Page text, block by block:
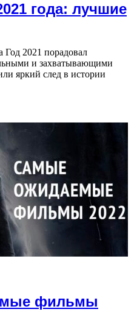
года: лучшие
2021 порадовал
и захватывающими
яркий след в истории
фильмы